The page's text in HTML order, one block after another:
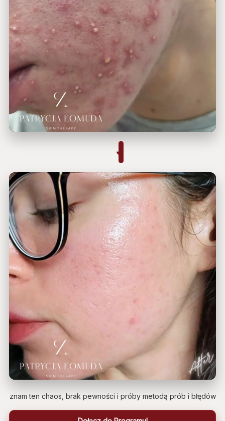
znam ten chaos, brak pewności i próby metodą prób i błędów